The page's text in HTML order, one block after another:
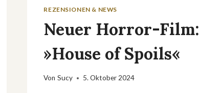
REZENSIONEN & NEWS
Neuer Horror-Film:
»House of Spoils«
Von Sucy 5. Oktober 2024